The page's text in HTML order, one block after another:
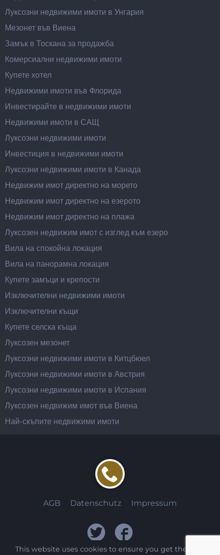
Луксозни недвижими имоти в Унгария
Мезонет във Виена
Замък в Тоскана за продажба
Комерсиални недвижими имоти
Купете хотел
Недвижими имоти във Флорида
Инвестирайте в недвижими имоти
Недвижими имоти в САЩ
Луксозни недвижими имоти
Инвестиция в недвижими имоти
Луксозни недвижими имоти в Канада
Недвижим имот директно на морето
Недвижим имот директно на езерото
Недвижим имот директно на плажа
Луксозен недвижим имот с изглед към езеро
Вила на спокойна локация
Вила на панорамна локация
Купете замъци и крепости
Изключителни недвижими имоти
Изключителни къщи
Купете селска къща
Луксозен мезонет
Луксозни недвижими имоти в Китцбюел
Луксозни недвижими имоти в Австрия
Луксозни недвижими имоти в Испания
Луксозен недвижим имот във Виена
Най-скъпите недвижими имоти
AGB Datenschutz Impressum
This website uses cookies to ensure you get the best